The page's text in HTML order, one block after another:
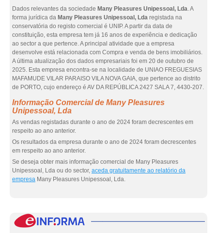
Dados relevantes da sociedade Many Pleasures Unipessoal, Lda. A
forma jurídica da Many Pleasures Unipessoal, Lda registada na
conservatória do registo comercial é UNIP. A partir da data de
constituição, esta empresa tem já 16 anos de experiência e dedicação
ao sector a que pertence. A principal atividade que a empresa
desenvolve está relacionada com Compra e venda de bens imobiliários.
A última atualização dos dados empresariais foi em 20 de outubro de
2025. Esta empresa encontra-se na localidade de UNIAO FREGUESIAS
MAFAMUDE VILAR PARAISO VILA NOVA GAIA, que pertence ao distrito
de PORTO, cujo endereço é AV DA REPÚBLICA 2427 SALA 7, 4430-207.
Informação Comercial de Many Pleasures
Unipessoal, Lda
As vendas registadas durante o ano de 2024 foram decrescentes em
respeito ao ano anterior.
Os resultados da empresa durante o ano de 2024 foram decrescentes
em respeito ao ano anterior.
Se deseja obter mais informação comercial de Many Pleasures
Unipessoal, Lda ou do sector, aceda gratuitamente ao relatório da
empresa Many Pleasures Unipessoal, Lda.